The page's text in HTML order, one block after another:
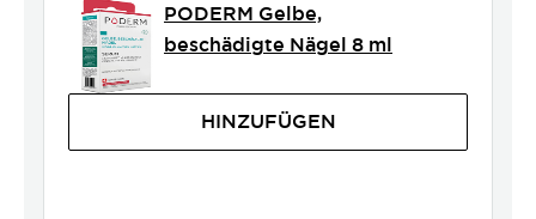
PODERM Gelbe,
beschädigte Nägel 8 ml
HINZUFÜGEN